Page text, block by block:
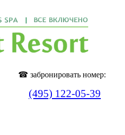
☎ забронировать номер:
(495) 122-05-39